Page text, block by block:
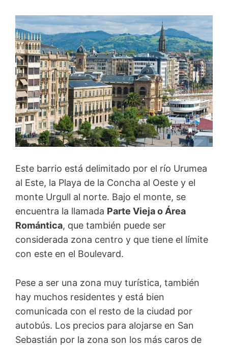
Este barrio está delimitado por el río Urumea
al Este, la Playa de la Concha al Oeste y el
monte Urgull al norte. Bajo el monte, se
encuentra la llamada Parte Vieja o Área
Romántica, que también puede ser
considerada zona centro y que tiene el límite
con este en el Boulevard.
Pese a ser una zona muy turística, también
hay muchos residentes y está bien
comunicada con el resto de la ciudad por
autobús. Los precios para alojarse en San
Sebastián por la zona son los más caros de